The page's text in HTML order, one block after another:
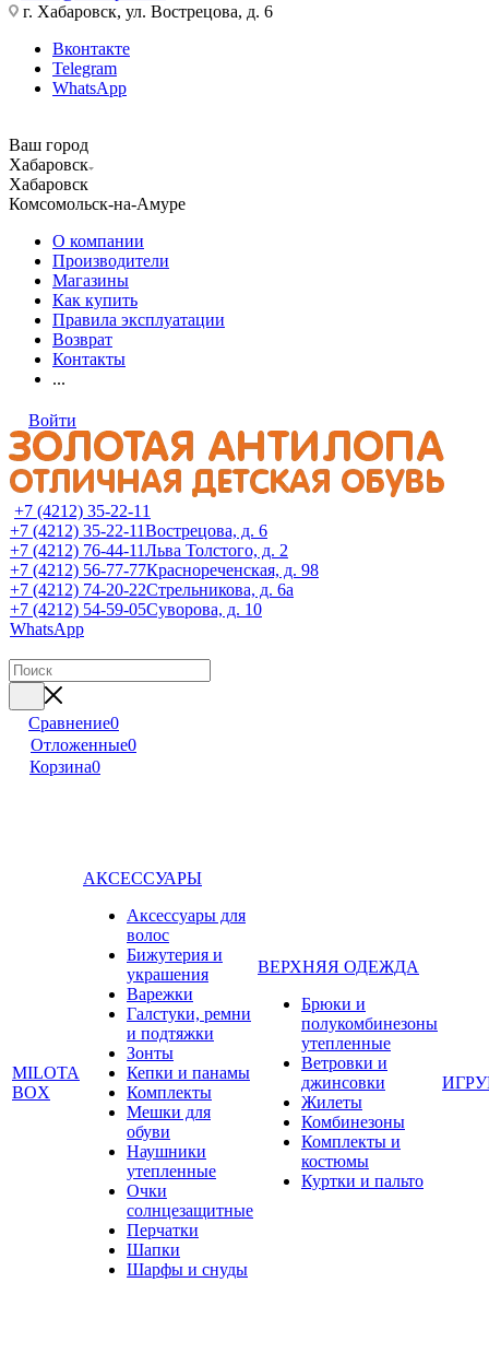
г. Хабаровск, ул. Вострецова, д. 6
Вконтакте
Telegram
WhatsApp
Ваш город
Хабаровск
Хабаровск
Комсомольск-на-Амуре
О компании
Производители
Магазины
Как купить
Правила эксплуатации
Возврат
Контакты
...
Войти
+7 (4212) 35-22-11
+7 (4212) 35-22-11Вострецова, д. 6
+7 (4212) 76-44-11Льва Толстого, д. 2
+7 (4212) 56-77-77Краснореченская, д. 98
+7 (4212) 74-20-22Стрельникова, д. 6а
+7 (4212) 54-59-05Суворова, д. 10
WhatsApp
Сравнение0
Отложенные0
Корзина0
MILOTA
BOX
АКСЕССУАРЫ
Аксессуары для
волос
Бижутерия и
украшения
Варежки
Галстуки, ремни
и подтяжки
Зонты
Кепки и панамы
Комплекты
Мешки для
обуви
Наушники
утепленные
Очки
солнцезащитные
Перчатки
Шапки
Шарфы и снуды
ВЕРХНЯЯ ОДЕЖДА
Брюки и
полукомбинезоны
утепленные
Ветровки и
джинсовки
Жилеты
Комбинезоны
Комплекты и
костюмы
Куртки и пальто